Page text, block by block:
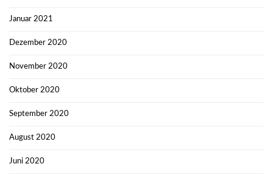
Januar 2021
Dezember 2020
November 2020
Oktober 2020
September 2020
August 2020
Juni 2020